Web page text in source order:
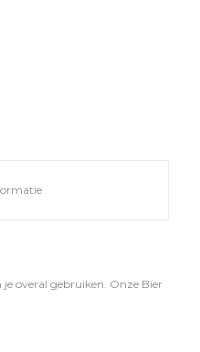
je overal gebruiken. Onze Bier